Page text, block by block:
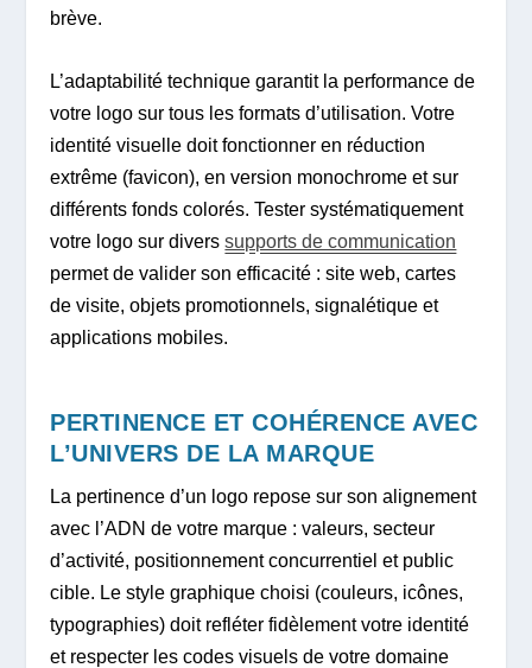
brève.
L’adaptabilité technique garantit la performance de
votre logo sur tous les formats d’utilisation. Votre
identité visuelle doit fonctionner en réduction
extrême (favicon), en version monochrome et sur
différents fonds colorés. Tester systématiquement
votre logo sur diverssupports de communication
permet de valider son efficacité : site web, cartes
de visite, objets promotionnels, signalétique et
applications mobiles.
PERTINENCE ET COHÉRENCE AVEC
L’UNIVERS DE LA MARQUE
La pertinence d’un logo repose sur son alignement
avec l’ADN de votre marque : valeurs, secteur
d’activité, positionnement concurrentiel et public
cible. Le style graphique choisi (couleurs, icônes,
typographies) doit refléter fidèlement votre identité
et respecter les codes visuels de votre domaine